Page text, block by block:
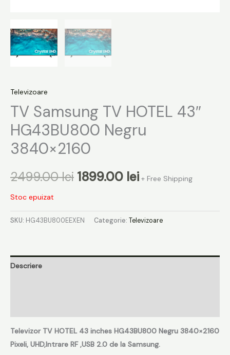
Televizoare
TV Samsung TV HOTEL 43″
HG43BU800 Negru
3840×2160
2499.00lei 1899.00 lei + Free Shipping
Stoc epuizat
SKU: HG43BU800EEXEN Categorie: Televizoare
Descriere
Televizor TV HOTEL 43 inches HG43BU800 Negru 3840×2160
Pixeli, UHD,Intrare RF ,USB 2.0 de la Samsung.